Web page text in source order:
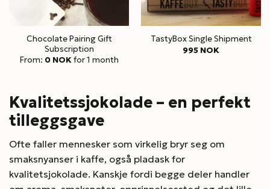
Chocolate Pairing Gift
Subscription
From: 0 NOK for 1 month
TastyBox Single Shipment
995 NOK
Kvalitetssjokolade – en perfekt
tilleggsgave
Ofte faller mennesker som virkelig bryr seg om
smaksnyanser i kaffe, også pladask for
kvalitetsjokolade. Kanskje fordi begge deler handler